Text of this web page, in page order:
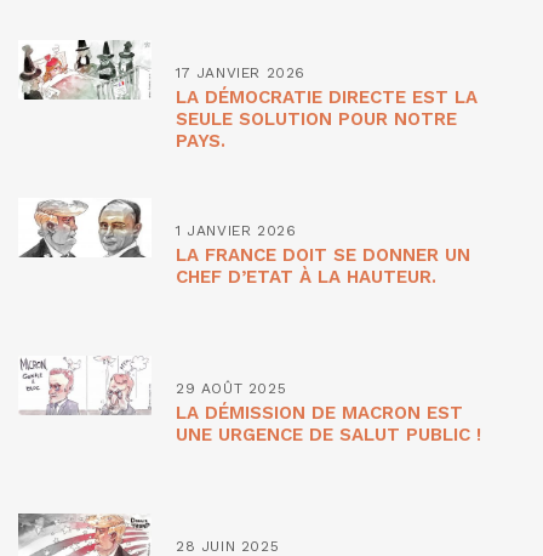
17 JANVIER 2026
LA DÉMOCRATIE DIRECTE EST LA
SEULE SOLUTION POUR NOTRE
PAYS.
1 JANVIER 2026
LA FRANCE DOIT SE DONNER UN
CHEF D’ETAT À LA HAUTEUR.
29 AOÛT 2025
LA DÉMISSION DE MACRON EST
UNE URGENCE DE SALUT PUBLIC !
28 JUIN 2025